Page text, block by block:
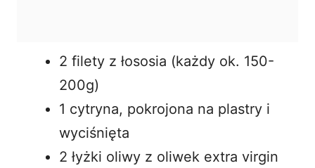
2 filety z łososia (każdy ok. 150-
200g)
1 cytryna, pokrojona na plastry i
wyciśnięta
2 łyżki oliwy z oliwek extra virgin